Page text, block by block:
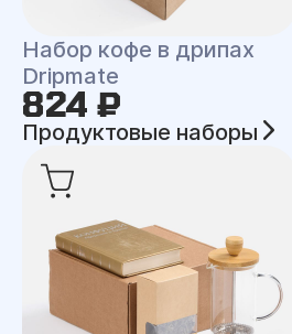
Набор кофе в дрипах
Dripmate
824 ₽
Продуктовые наборы